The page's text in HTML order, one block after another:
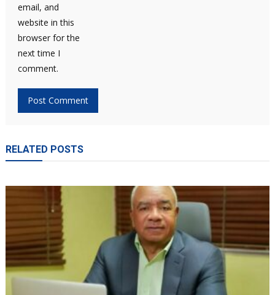
email, and
website in this
browser for the
next time I
comment.
RELATED POSTS